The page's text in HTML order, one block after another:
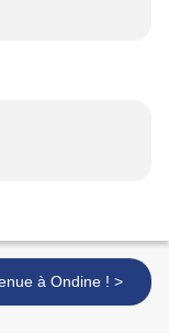
Bienvenue à Ondine ! >